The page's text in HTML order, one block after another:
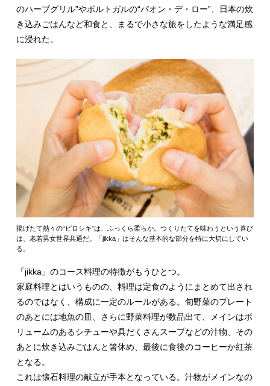
のハーブグリル”やポルトガルの“パオン・デ・ロー”、日本の炊
き込みごはんなど和食と、まるで小さな旅をしたような満足感
に浸れた。
揚げたて熱々の“ピロシキ”は、ふっくら柔らか。つくりたてを味わうという喜び
は、老若男女世界共通だ。「jikka」はそんな基本的な部分を特に大切にしてい
る。
「jikka」のコース料理の特徴がもうひとつ。
家庭料理とはいうものの、料理は定食のようにまとめて出され
るのではなく、構成に一定のルールがある。旬野菜のプレート
のあとには地魚の皿、さらに野菜料理が数品出て、メインはボ
リュームのあるシチューや具だくさんスープなどの汁物、その
あとに炊き込みごはんと箸休め、最後に食後のコーヒーか紅茶
となる。
これは懐石料理の献立が手本となっている。汁物がメインなの